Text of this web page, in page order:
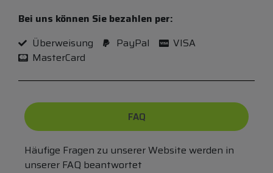
Bei uns können Sie bezahlen per:
Überweisung
PayPal
VISA
MasterCard
FAQ
Häufige Fragen zu unserer Website werden in
unserer FAQ beantwortet